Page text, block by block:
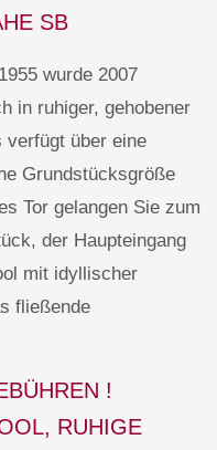
SB
wurde 2007
in ruhiger, gehobener
verfügt über eine
Grundstücksgröße
Tor gelangen Sie zum
der Haupteingang
mit idyllischer
fließende
!
RUHIGE